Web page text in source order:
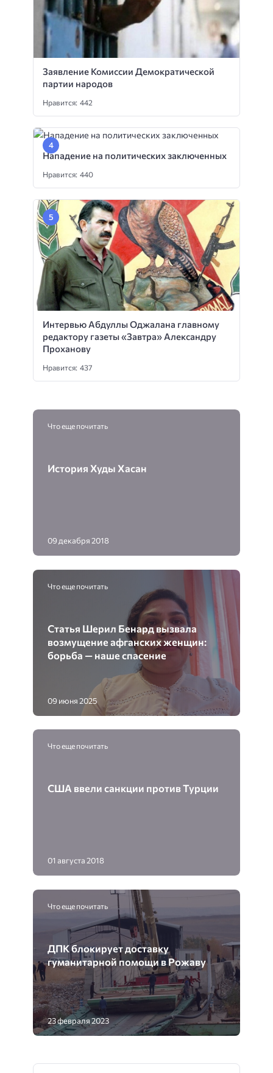
Заявление Комиссии Демократической
партии народов
Нравится: 442
Нападение на политических заключенных
Нравится: 440
Интервью Абдуллы Оджалана главному
редактору газеты «Завтра» Александру
Проханову
Нравится: 437
Что еще почитать
История Худы Хасан
09 декабря 2018
Что еще почитать
Статья Шерил Бенард вызвала
возмущение афганских женщин:
борьба — наше спасение
09 июня 2025
Что еще почитать
США ввели санкции против Турции
01 августа 2018
Что еще почитать
ДПК блокирует доставку
гуманитарной помощи в Рожаву
23 февраля 2023